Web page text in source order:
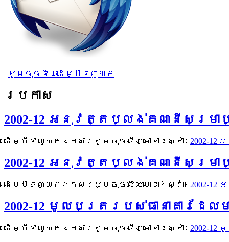
សូមចុចទីនេះដើម្បីទាញយក
ប្រកាស
2002-12 អនុវត្តប្លង់គណនីសម្រ
ដើម្បីទាញយកឯកសារសូមចុចលើឈ្មោះខាងស្តាំ៖ 2002-
2002-12 អនុវត្តប្លង់គណនីសម្រ
ដើម្បីទាញយកឯកសារសូមចុចលើឈ្មោះខាងស្តាំ៖ 2002-
2002-12 មូលបត្ររបស់ធានាគារដែ
ដើម្បីទាញយកឯកសារសូមចុចលើឈ្មោះខាងស្តាំ៖ 2002-